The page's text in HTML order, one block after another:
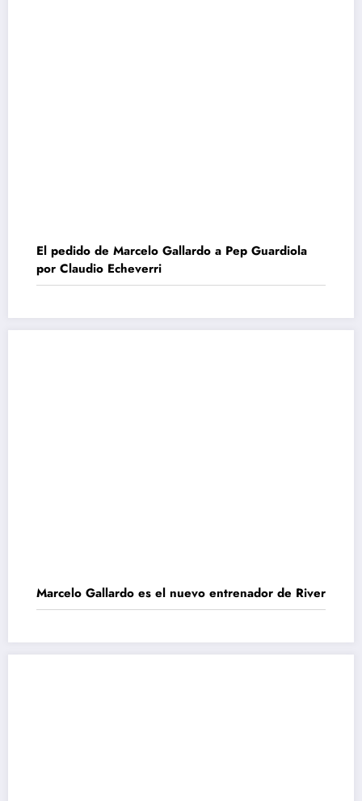
El pedido de Marcelo Gallardo a Pep Guardiola
por Claudio Echeverri
Marcelo Gallardo es el nuevo entrenador de River